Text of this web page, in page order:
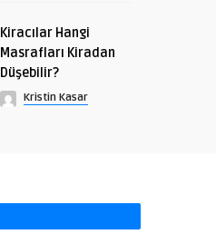
Kiracılar Hangi
Masrafları Kiradan
Düşebilir?
Kristin Kasar